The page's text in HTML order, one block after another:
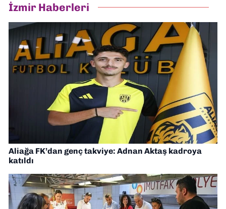
İzmir Haberleri
Aliağa FK’dan genç takviye: Adnan Aktaş kadroya
katıldı